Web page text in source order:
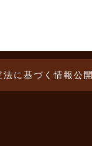
法に基づく情報公開